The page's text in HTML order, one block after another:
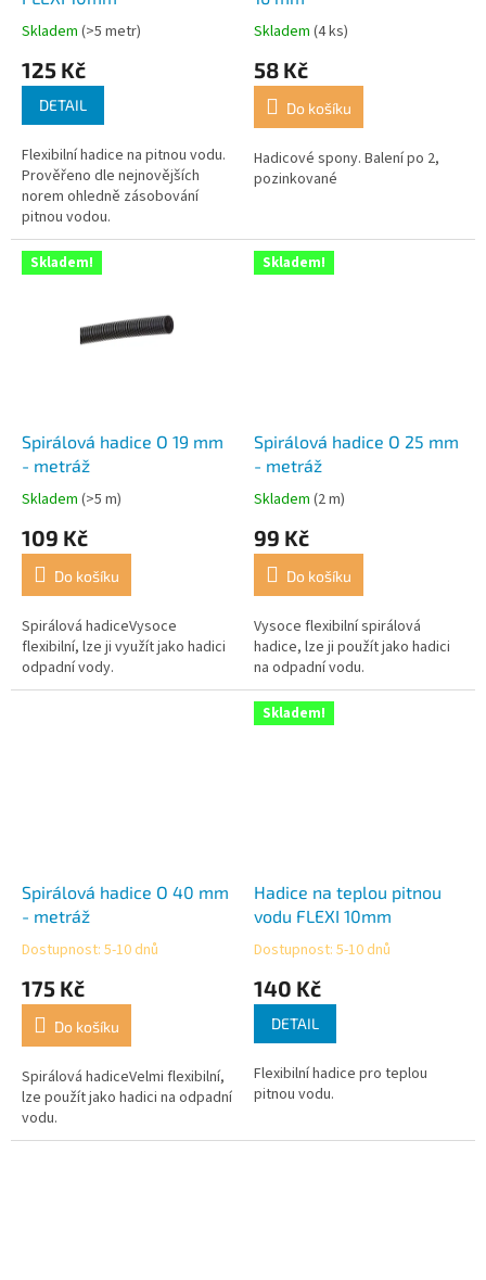
Průměrné
produktu
5
hvězdiček.
Skladem (>5 metr)
125 Kč
DETAIL
Flexibilní hadice na pitnou vodu.
Prověřeno dle nejnovějších
norem ohledně zásobování
pitnou vodou.
Průměrné
produktu
5,0
5
hvězdiček.
Skladem (4 ks)
58 Kč
Do košíku
Hadicové spony. Balení po 2,
pozinkované
Skladem!
Spirálová hadice O 19 mm
- metráž
Průměrné
produktu
5,0
5
hvězdiček.
Skladem (>5 m)
109 Kč
Do košíku
Spirálová hadiceVysoce
flexibilní, lze ji využít jako hadici
odpadní vody.
Skladem!
Spirálová hadice O 25 mm
- metráž
Průměrné
produktu
5,0
5
hvězdiček.
Skladem (2 m)
99 Kč
Do košíku
Vysoce flexibilní spirálová
hadice, lze ji použít jako hadici
na odpadní vodu.
Spirálová hadice O 40 mm
- metráž
Průměrné
produktu
5,0
5
hvězdiček.
Dostupnost: 5-10 dnů
175 Kč
Do košíku
Spirálová hadiceVelmi flexibilní,
lze použít jako hadici na odpadní
vodu.
Skladem!
Hadice na teplou pitnou
vodu FLEXI 10mm
Průměrné
produktu
5
hvězdiček.
Dostupnost: 5-10 dnů
140 Kč
DETAIL
Flexibilní hadice pro teplou
pitnou vodu.